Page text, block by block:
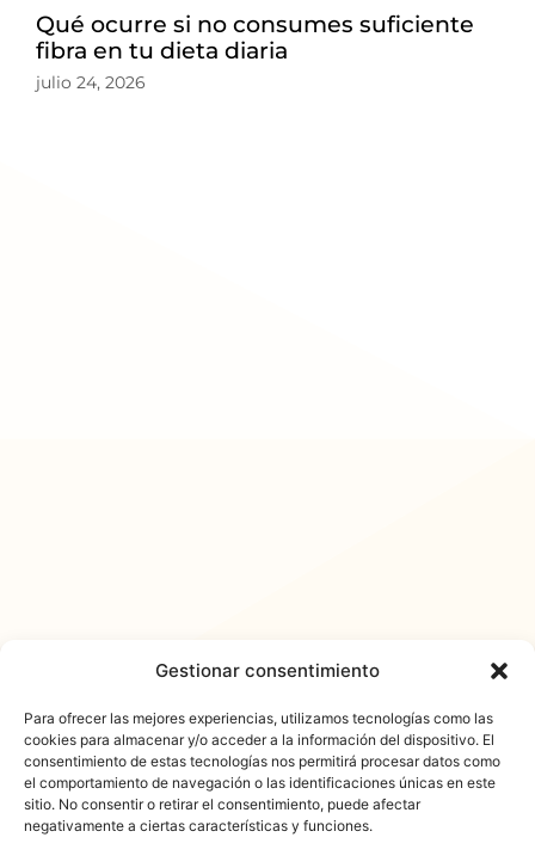
Gestionar consentimiento
Para ofrecer las mejores experiencias, utilizamos tecnologías como las
cookies para almacenar y/o acceder a la información del dispositivo. El
consentimiento de estas tecnologías nos permitirá procesar datos como
el comportamiento de navegación o las identificaciones únicas en este
sitio. No consentir o retirar el consentimiento, puede afectar
negativamente a ciertas características y funciones.
Qué ocurre si no consumes suficiente
fibra en tu dieta diaria
julio 24, 2026
𐓏FlashActual